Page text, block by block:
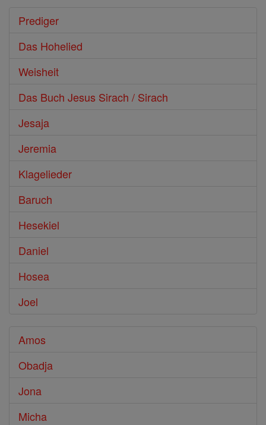
Prediger
Das Hohelied
Weisheit
Das Buch Jesus Sirach / Sirach
Jesaja
Jeremia
Klagelieder
Baruch
Hesekiel
Daniel
Hosea
Joel
Amos
Obadja
Jona
Micha